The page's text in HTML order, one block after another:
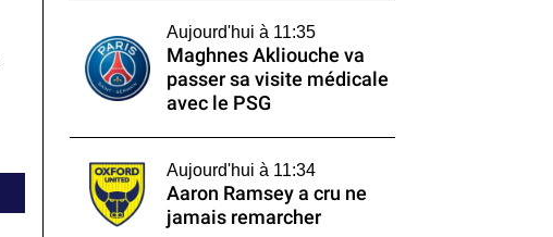
Aujourd'hui à 11:35
Maghnes Akliouche va
passer sa visite médicale
avec le PSG
Aujourd'hui à 11:34
Aaron Ramsey a cru ne
jamais remarcher